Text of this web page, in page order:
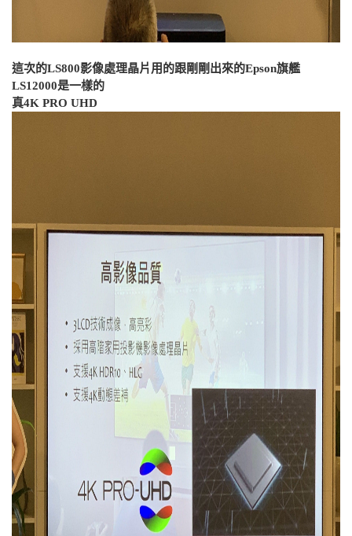
這次的LS800影像處理晶片用的跟剛剛出來的Epson旗艦
LS12000是一樣的
真4K PRO UHD